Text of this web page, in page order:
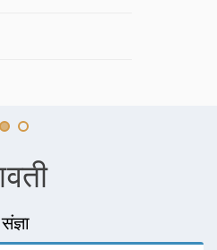
संज्ञा